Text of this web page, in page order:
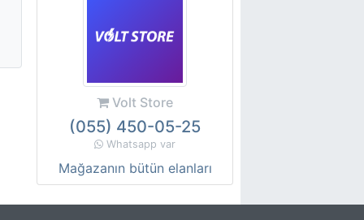
Volt Store
(055) 450-05-25
Whatsapp var
Mağazanın bütün elanları